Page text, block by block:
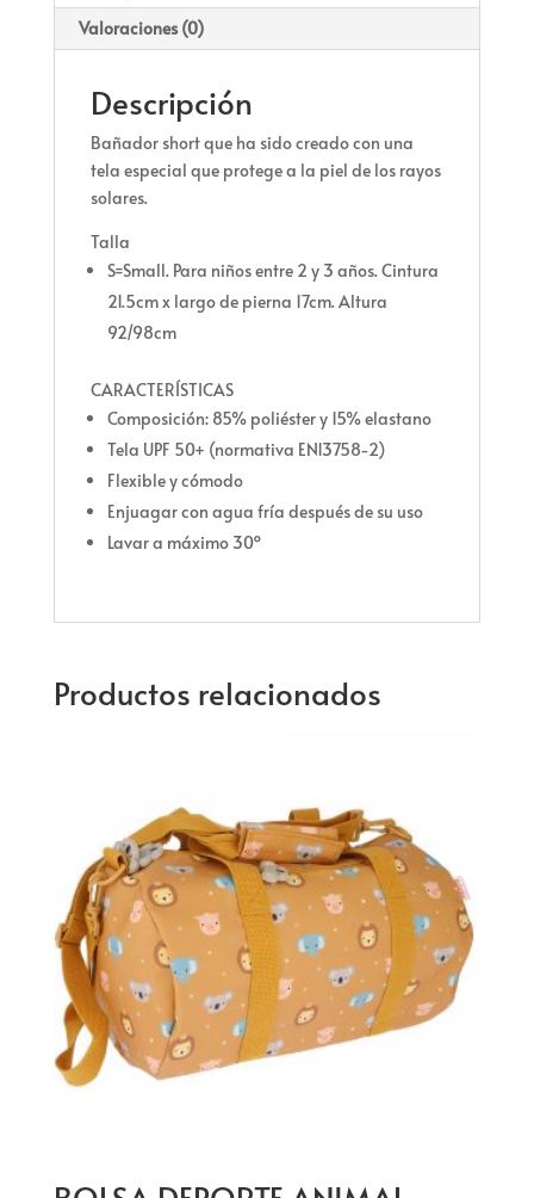
Valoraciones (0)
Descripción
Bañador short que ha sido creado con una
tela especial que protege a la piel de los rayos
solares.
Talla
S=Small. Para niños entre 2 y 3 años. Cintura
21.5cm x largo de pierna 17cm. Altura
92/98cm
CARACTERÍSTICAS
Composición: 85% poliéster y 15% elastano
Tela UPF 50+ (normativa EN13758-2)
Flexible y cómodo
Enjuagar con agua fría después de su uso
Lavar a máximo 30º
Productos relacionados